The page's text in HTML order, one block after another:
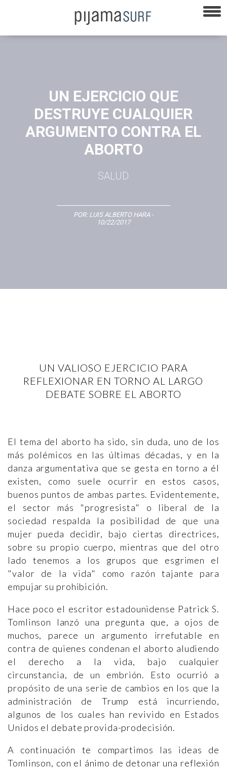
UN EJERCICIO QUE
DESTRUYE CUALQUIER
ARGUMENTO CONTRA EL
ABORTO
SALUD
POR: LUIS ALBERTO HARA-
10/22/2017
UN VALIOSO EJERCICIO PARA
REFLEXIONAR EN TORNO AL LARGO
DEBATE SOBRE EL ABORTO
El tema del aborto ha sido, sin duda, uno de los
más polémicos en las últimas décadas, y en la
danza argumentativa que se gesta en torno a él
existen, como suele ocurrir en estos casos,
buenos puntos de ambas partes. Evidentemente,
el sector más "progresista" o liberal de la
sociedad respalda la posibilidad de que una
mujer pueda decidir, bajo ciertas directrices,
sobre su propio cuerpo, mientras que del otro
lado tenemos a los grupos que esgrimen el
"valor de la vida" como razón tajante para
empujar su prohibición.
Hace poco el escritor estadounidense Patrick S.
Tomlinson lanzó una pregunta que, a ojos de
muchos, parece un argumento irrefutable en
contra de quienes condenan el aborto aludiendo
el derecho a la vida, bajo cualquier
circunstancia, de un embrión. Esto ocurrió a
propósito de una serie de cambios en los que la
administración de Trump está incurriendo,
algunos de los cuales han revivido en Estados
Unidos el debate provida-prodecisión.
A continuación te compartimos las ideas de
Tomlinson, con el ánimo de detonar una reflexión